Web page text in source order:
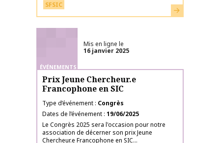
SFSIC
En savoir plus
ÉVÉNEMENTS
Mis en ligne le
16 janvier 2025
Prix Jeune Chercheur.e
Francophone en SIC
Type d’événement Congrès
Dates de l’événement 19/06/2025
Le Congrès 2025 sera l'occasion pour notre
association de décerner son prix Jeune
Chercheur.e Francophone en SIC...